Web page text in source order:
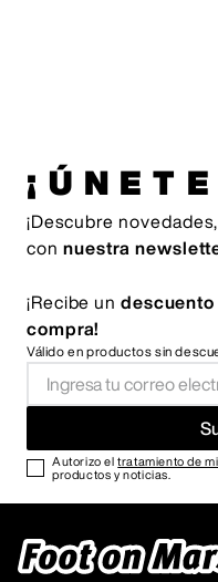
¡Descubre
con nuestra
¡Recibe un descuento
compra!
Válido en productos sin
Autorizo eltratamiento de
productos y noticias.